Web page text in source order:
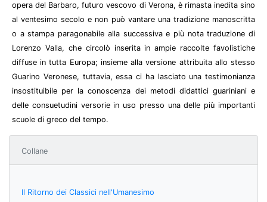
opera del Barbaro, futuro vescovo di Verona, è rimasta inedita sino
al ventesimo secolo e non può vantare una tradizione manoscritta
o a stampa paragonabile alla successiva e più nota traduzione di
Lorenzo Valla, che circolò inserita in ampie raccolte favolistiche
diffuse in tutta Europa; insieme alla versione attribuita allo stesso
Guarino Veronese, tuttavia, essa ci ha lasciato una testimonianza
insostituibile per la conoscenza dei metodi didattici guariniani e
delle consuetudini versorie in uso presso una delle più importanti
scuole di greco del tempo.
Collane
Il Ritorno dei Classici nell'Umanesimo